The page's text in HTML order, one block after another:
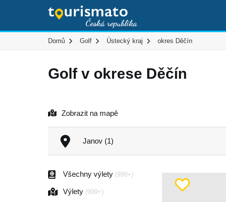
Domů Golf Ústecký kraj okres Děčín
Golf v okrese Děčín
Zobrazit na mapě
Janov (1)
Všechny výlety (999+)
Výlety (999+)